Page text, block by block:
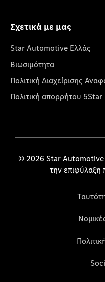
Σχετικά με μας
Star Automotive Ελλάς
Βιωσιμότητα
Πολιτική Διαχείρισης
Πολιτική απορρήτου 5Star
© 2026 Star
την επιφύλαξη